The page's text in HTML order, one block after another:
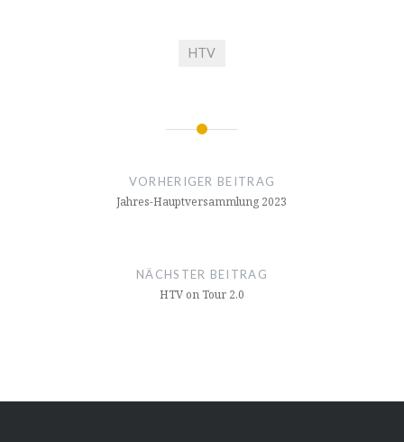
HTV
Beitragsnavigation
VORHERIGER BEITRAG
Jahres-Hauptversammlung 2023
NÄCHSTER BEITRAG
HTV on Tour 2.0